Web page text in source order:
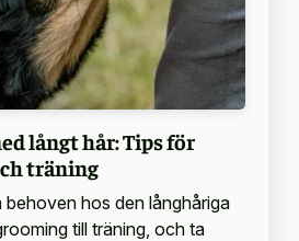
långt hår: Tips för
träning
behoven hos den långhåriga
till träning, och ta